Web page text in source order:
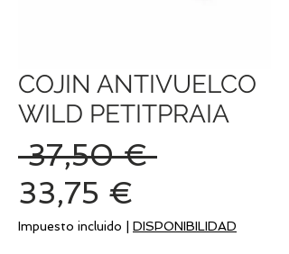
COJIN ANTIVUELCO
WILD PETITPRAIA
37,50 € Precio
33,75 €
de
Impuesto incluido DISPONIBILIDAD